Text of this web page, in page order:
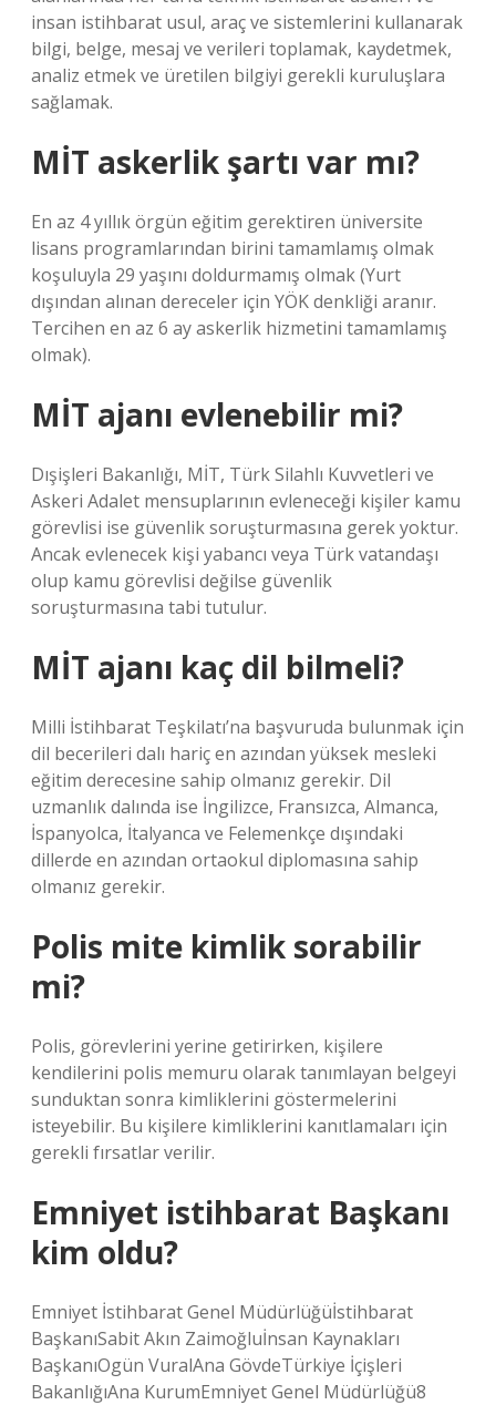
insan istihbarat usul, araç ve sistemlerini kullanarak
bilgi, belge, mesaj ve verileri toplamak, kaydetmek,
analiz etmek ve üretilen bilgiyi gerekli kuruluşlara
sağlamak.
MİT askerlik şartı var mı?
En az 4 yıllık örgün eğitim gerektiren üniversite
lisans programlarından birini tamamlamış olmak
koşuluyla 29 yaşını doldurmamış olmak (Yurt
dışından alınan dereceler için YÖK denkliği aranır.
Tercihen en az 6 ay askerlik hizmetini tamamlamış
olmak).
MİT ajanı evlenebilir mi?
Dışişleri Bakanlığı, MİT, Türk Silahlı Kuvvetleri ve
Askeri Adalet mensuplarının evleneceği kişiler kamu
görevlisi ise güvenlik soruşturmasına gerek yoktur.
Ancak evlenecek kişi yabancı veya Türk vatandaşı
olup kamu görevlisi değilse güvenlik
soruşturmasına tabi tutulur.
MİT ajanı kaç dil bilmeli?
Milli İstihbarat Teşkilatı’na başvuruda bulunmak için
dil becerileri dalı hariç en azından yüksek mesleki
eğitim derecesine sahip olmanız gerekir. Dil
uzmanlık dalında ise İngilizce, Fransızca, Almanca,
İspanyolca, İtalyanca ve Felemenkçe dışındaki
dillerde en azından ortaokul diplomasına sahip
olmanız gerekir.
Polis mite kimlik sorabilir
mi?
Polis, görevlerini yerine getirirken, kişilere
kendilerini polis memuru olarak tanımlayan belgeyi
sunduktan sonra kimliklerini göstermelerini
isteyebilir. Bu kişilere kimliklerini kanıtlamaları için
gerekli fırsatlar verilir.
Emniyet istihbarat Başkanı
kim oldu?
Emniyet İstihbarat Genel Müdürlüğüİstihbarat
BaşkanıSabit Akın Zaimoğluİnsan Kaynakları
BaşkanıOgün VuralAna GövdeTürkiye İçişleri
BakanlığıAna KurumEmniyet Genel Müdürlüğü8